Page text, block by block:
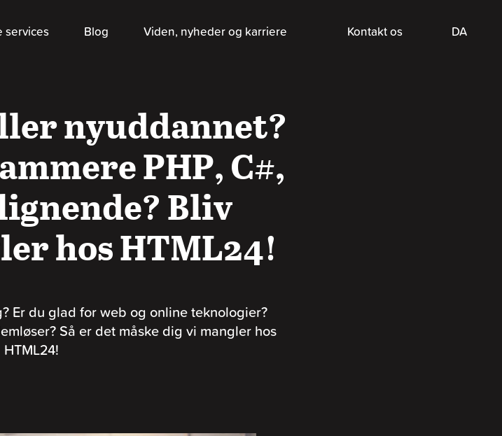
services Blog Viden, nyheder og karriere Kontakt os DA
nyuddannet?
PHP, C#,
Bliv
hos HTML24!
Er du glad for web og online teknologier?
Så er det måske dig vi mangler hos
HTML24!